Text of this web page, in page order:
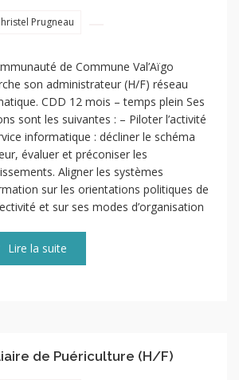
Prugneau
de Commune Val’Aïgo
son administrateur (H/F) réseau
CDD 12 mois – temps plein Ses
sont les suivantes : – Piloter l’activité
informatique : décliner le schéma
évaluer et préconiser les
Aligner les systèmes
sur les orientations politiques de
et sur ses modes d’organisation
Lire la suite
de Puériculture (H/F)